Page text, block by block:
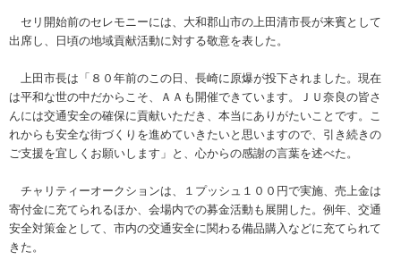
セリ開始前のセレモニーには、大和郡山市の上田清市長が来賓として
出席し、日頃の地域貢献活動に対する敬意を表した。
上田市長は「８０年前のこの日、長崎に原爆が投下されました。現在
は平和な世の中だからこそ、ＡＡも開催できています。ＪＵ奈良の皆さ
んには交通安全の確保に貢献いただき、本当にありがたいことです。こ
れからも安全な街づくりを進めていきたいと思いますので、引き続きの
ご支援を宜しくお願いします」と、心からの感謝の言葉を述べた。
チャリティーオークションは、１プッシュ１００円で実施、売上金は
寄付金に充てられるほか、会場内での募金活動も展開した。例年、交通
安全対策金として、市内の交通安全に関わる備品購入などに充てられて
きた。